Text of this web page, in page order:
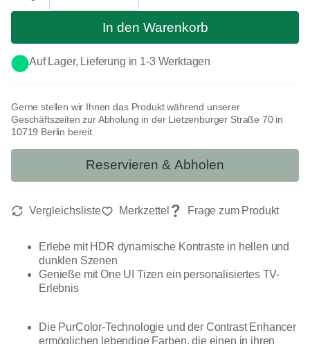
Erlebe mit HDR dynamische Kontraste in hellen und
dunklen Szenen
Genieße mit One UI Tizen ein personalisiertes TV-
Erlebnis
Die PurColor-Technologie und der Contrast Enhancer
ermöglichen lebendige Farben, die einen in ihren
Gerne stellen wir Ihnen das Produkt während unserer
Geschäftszeiten zur Abholung in der Lietzenburger Straße 70 in
10719 Berlin bereit.
Reservieren & Abholen
Auf Lager, Lieferung in 1-3 Werktagen
In den Warenkorb